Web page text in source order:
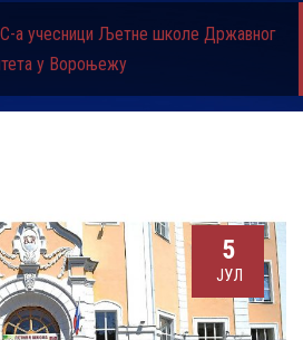
а учесници Љетне школе Државног
у Вороњежу
5
ЈУЛ